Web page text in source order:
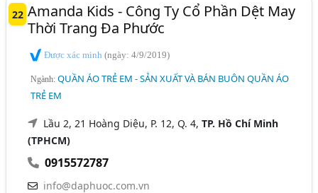
22 Amanda Kids - Công Ty Cổ Phần Dệt May
Thời Trang Đa Phước
Được xác minh(ngày: 4/9/2019)
Ngành:QUẦN ÁO TRẺ EM - SẢN XUẤT VÀ BÁN BUÔN QUẦN ÁO
TRẺ EM
Lầu 2, 21 Hoàng Diệu, P. 12, Q. 4,TP. Hồ Chí Minh
(TPHCM)
0915572787
info@daphuoc.com.vn